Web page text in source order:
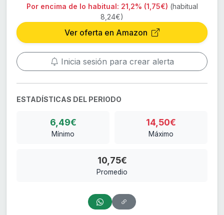
Por encima de lo habitual: 21,2% (1,75€) (habitual
8,24€)
Ver oferta en Amazon
Inicia sesión para crear alerta
ESTADÍSTICAS DEL PERIODO
6,49€
Mínimo
14,50€
Máximo
10,75€
Promedio